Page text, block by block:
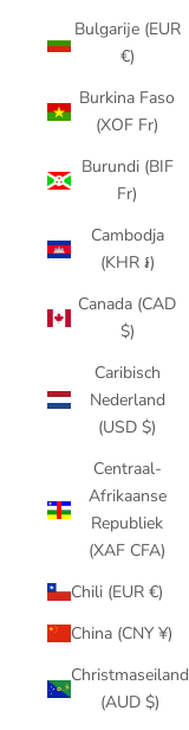
Bulgarije (EUR
€)
Burkina Faso
(XOF Fr)
Burundi (BIF
Fr)
Cambodja
(KHR ៛)
Canada (CAD
$)
Caribisch
Nederland
(USD $)
Centraal-
Afrikaanse
Republiek
(XAF CFA)
Chili (EUR €)
China (CNY ¥)
Christmaseiland
(AUD $)